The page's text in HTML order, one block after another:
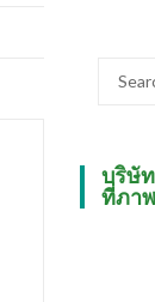
บริษั
ที่ภา